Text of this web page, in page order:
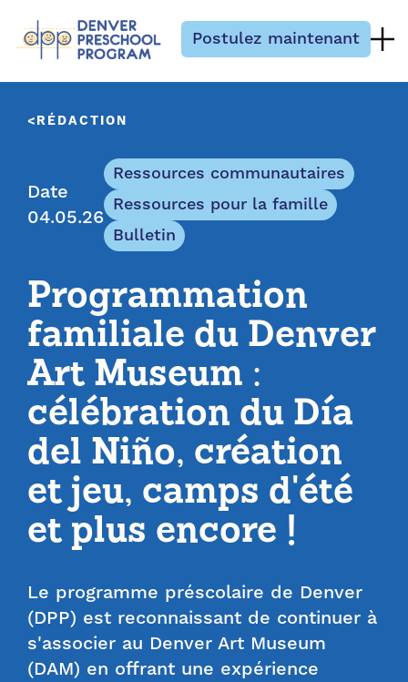
Postulez maintenant
RÉDACTION
Date
04.05.26
Ressources communautaires
Ressources pour la famille
Bulletin
Programmation
familiale du Denver
Art Museum :
célébration du Día
del Niño, création
et jeu, camps d'été
et plus encore !
Le programme préscolaire de Denver
(DPP) est reconnaissant de continuer à
s'associer au Denver Art Museum
(DAM) en offrant une expérience